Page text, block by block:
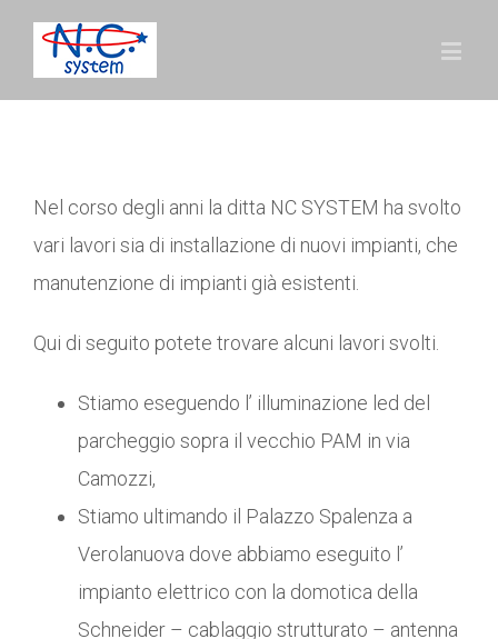
Nel corso degli anni la ditta NC SYSTEM ha svolto
vari lavori sia di installazione di nuovi impianti, che
manutenzione di impianti già esistenti.
Qui di seguito potete trovare alcuni lavori svolti.
Stiamo eseguendo l’ illuminazione led del
parcheggio sopra il vecchio PAM in via
Camozzi,
Stiamo ultimando il Palazzo Spalenza a
Verolanuova dove abbiamo eseguito l’
impianto elettrico con la domotica della
Schneider – cablaggio strutturato – antenna